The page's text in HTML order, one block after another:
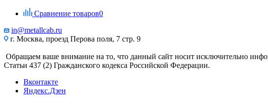
Сравнение товаров0
in@metallcab.ru
г. Москва, проезд Перова поля, 7 стр. 9
Обращаем ваше внимание на то, что данный сайт носит исключительно
Статьи 437 (2) Гражданского кодекса Российской Федерации.
Вконтакте
Яндекс.Дзен